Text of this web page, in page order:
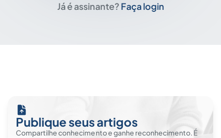
Já é assinante? Faça login
Publique seus artigos
Compartilhe conhecimento e ganhe reconhecimento. É